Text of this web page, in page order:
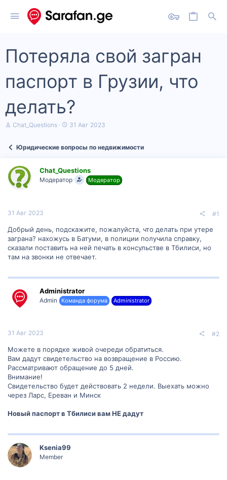
Потеряла свой загран
паспорт в Грузии, что
делать?
А
т
е
м
ы
Chat_Questions
Д
а
ч
а
31 Авг 2023
Юридические вопросы по недвижимости
Chat_Questions
Модератор Модератор
31 Авг 2023 #1
Добрый день, подскажите, пожалуйста, что делать при утере
заграна? нахожусь в Батуми, в полиции получила справку,
сказали поставить на ней печать в консульстве в Тбилиси, но
там на звонки не отвечает.
Administrator
Admin Команда форума Administrator
31 Авг 2023 #2
Можете в порядке живой очереди обратиться.
Вам дадут свидетельство на возвращение в Россию.
Рассматривают обращение до 5 дней.
Внимание!
Свидетельство будет действовать 2 недели. Выехать можно
через Ларс, Ереван и Минск
Новый паспорт в Тбилиси вам НЕ дадут
Ksenia99
Member